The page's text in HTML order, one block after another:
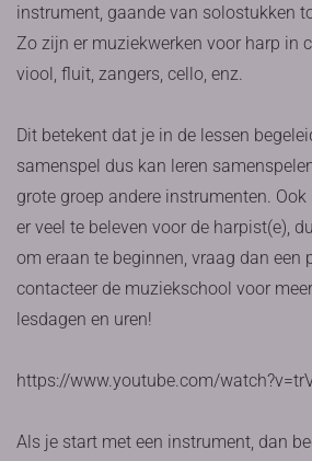
instrument, gaande van solostukken
Zo zijn er muziekwerken voor harp in
viool, fluit, zangers, cello, enz.
Dit betekent dat je in de lessen
samenspel dus kan leren
grote groep andere instrumenten.
er veel te beleven voor de harpist(e),
om eraan te beginnen, vraag dan een
contacteer de muziekschool voor
lesdagen en uren!
https://www.youtube.com/
Als je start met een instrument, dan